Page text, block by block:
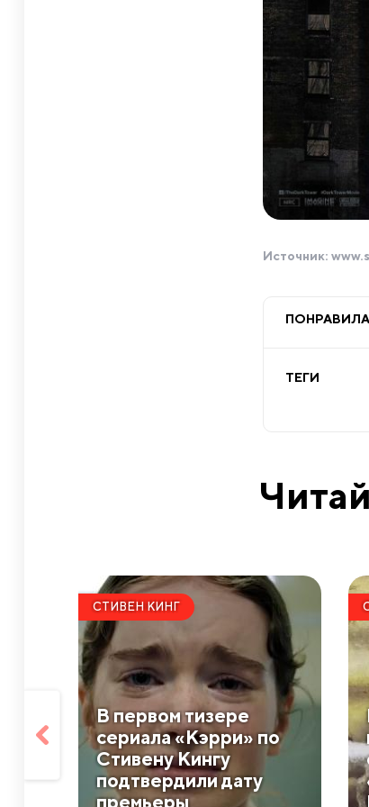
Источник:
ТЕГИ
СТИВЕН КИНГ
В первом тизере
сериала «Кэрри» по
Стивену Кингу
подтвердили дату
премьеры